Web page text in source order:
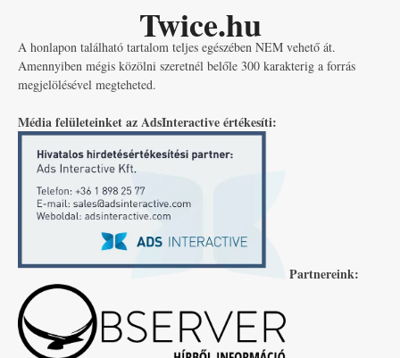
Twice.hu
A honlapon található tartalom teljes egészében NEM vehető át.
Amennyiben mégis közölni szeretnél belőle 300 karakterig a forrás
megjelölésével megteheted.
Média felületeinket az AdsInteractive értékesíti:
Partnereink: